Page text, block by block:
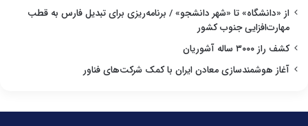
از «دانشگاه» تا «شهر دانشجو» / برنامه‌ریزی برای تبدیل فارس به قطب
مهارت‌افزایی جنوب کشور
کشف راز ۳۰۰۰ ساله آشوریان
آغاز هوشمندسازی معادن ایران با کمک شرکت‌های فناور